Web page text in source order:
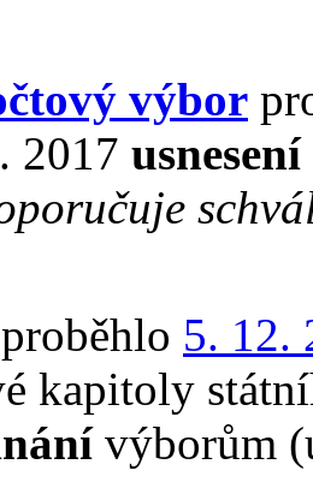
výbor
2017 usnesení
5. 12.
kapitoly
výborům